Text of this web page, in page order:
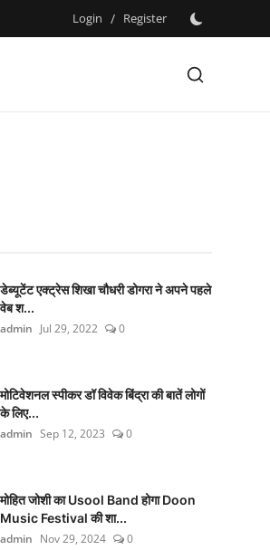
Login / Register
डेब्यूटेंट एक्ट्रेस शिखा चौधरी डोगरा ने अपने पहले
वेब श...
admin Jul 29, 2022 0
मोटिवेशनल स्पीकर डॉ विवेक बिंद्रा की बातें लोगों
के लिए...
admin Sep 12, 2023 0
मोहित जोशी का Usool Band होगा Doon
Music Festival की शा...
admin Nov 29, 2024 0